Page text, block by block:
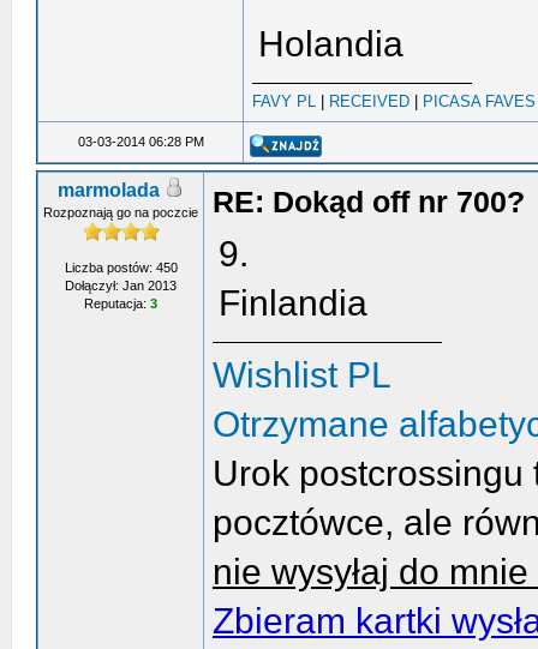
Holandia
FAVY PL RECEIVED PICASA FAVES
03-03-2014 06:28 PM
marmolada
Rozpoznają go na poczcie
Liczba postów: 450
Dołączył: Jan 2013
Reputacja: 3
RE: Dokąd off nr 700?
9.
Finlandia
Wishlist PL
Otrzymane
Urok
pocztówce, ale
nie wysyłaj do
Zbieram kartki